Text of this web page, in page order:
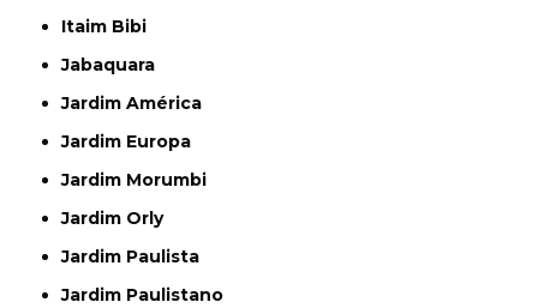
Itaim Bibi
Jabaquara
Jardim América
Jardim Europa
Jardim Morumbi
Jardim Orly
Jardim Paulista
Jardim Paulistano